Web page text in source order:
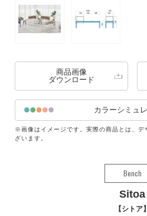
商品画像
ダウンロード
カラーシミュ
※画像はイメージです。実際の商品とは、デ
ざいます。
Bench
Sitoa
シトア